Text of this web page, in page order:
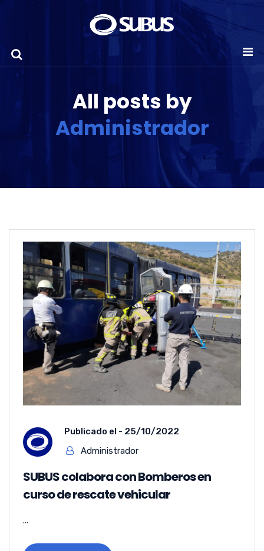
All posts by
Administrador
Publicado el - 25/10/2022
Administrador
SUBUS colabora con Bomberos en
curso de rescate vehicular
...